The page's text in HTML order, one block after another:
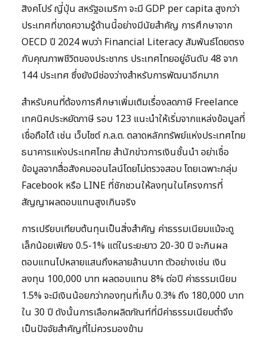
สิงคโปร์ ญี่ปุ่น สหรัฐอเมริกา จะมี GDP per capita สูงกว่า
ประเทศที่ขาดความรู้ด้านนี้อย่างมีนัยสำคัญ การศึกษาจาก
OECD ปี 2024 พบว่า Financial Literacy สัมพันธ์โดยตรง
กับคุณภาพชีวิตของประชากร ประเทศไทยอยู่อันดับ 48 จาก
144 ประเทศ ซึ่งยังมีช่องว่างสำหรับการพัฒนาอีกมาก
สำหรับคนที่ต้องการศึกษาเพิ่มเติมเรื่องลดภาษี Freelance
เทคนิคประหยัดภาษี รอบ 123 แนะนำให้เริ่มจากแหล่งข้อมูลที่
เชื่อถือได้ เช่น เว็บไซต์ ก.ล.ต. ตลาดหลักทรัพย์แห่งประเทศไทย
ธนาคารแห่งประเทศไทย สำนักข่าวการเงินชั้นนำ อย่าเชื่อ
ข้อมูลจากสื่อสังคมออนไลน์โดยไม่ตรวจสอบ โดยเฉพาะกลุ่ม
Facebook หรือ LINE ที่ชักชวนให้ลงทุนในโครงการที่
สัญญาผลตอบแทนสูงเกินจริง
การเปรียบเทียบต้นทุนเป็นสิ่งสำคัญ ค่าธรรมเนียมแม้จะดู
เล็กน้อยเพียง 0.5-1% แต่ในระยะยาว 20-30 ปี จะกินผล
ตอบแทนไปหลายแสนถึงหลายล้านบาท ตัวอย่างเช่น เงิน
ลงทุน 100,000 บาท ผลตอบแทน 8% ต่อปี ค่าธรรมเนียม
1.5% จะมีเงินน้อยกว่ากองทุนที่เก็บ 0.3% ถึง 180,000 บาท
ใน 30 ปี ดังนั้นการเลือกผลิตภัณฑ์ที่มีค่าธรรมเนียมต่ำจึง
เป็นปัจจัยสำคัญที่ไม่ควรมองข้าม